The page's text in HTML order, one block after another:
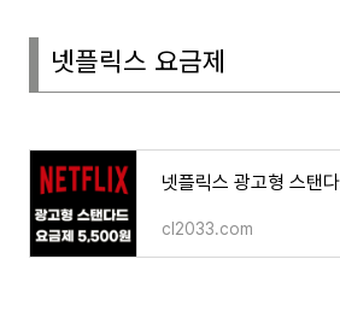
넷플릭스 요금제
cl2033.com